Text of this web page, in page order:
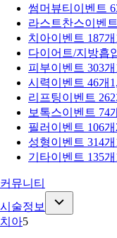
썸머뷰티 이벤트
라스트찬스이벤
치아이벤트 187개
다이어트/지방흡
피부이벤트 303개
시력이벤트 46개
리프팅이벤트 262
보톡스이벤트 74
필러 이벤트 106개
성형이벤트 314개
기타이벤트 135개
커뮤니티
시술정보
치아5